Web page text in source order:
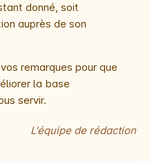
donné, soit
auprès de son
remarques pour que
la base
servir.
L'équipe de rédaction